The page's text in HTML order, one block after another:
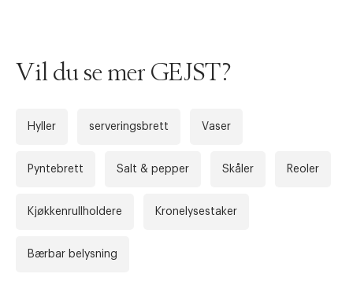
Vil du se mer GEJST?
Hyller serveringsbrett Vaser
Pyntebrett Salt & pepper Skåler Reoler
Kjøkkenrullholdere Kronelysestaker
Bærbar belysning